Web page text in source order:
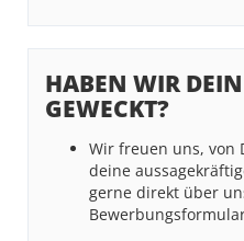
HABEN WIR DEIN
GEWECKT?
Wir freuen uns, von
deine
gerne direkt über